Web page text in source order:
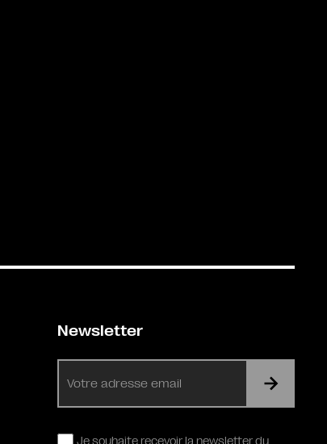
Newsletter
mail
RGPDJe souhaite recevoir la newsletter du